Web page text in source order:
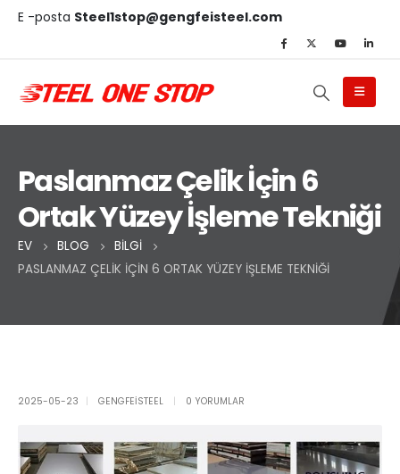
E -posta Steel1stop@gengfeisteel.com
Paslanmaz Çelik İçin 6
Ortak Yüzey İşleme Tekniği
EV BLOG
BILGI
PASLANMAZ ÇELIK İÇIN 6 ORTAK YÜZEY İŞLEME TEKNIĞI
2025-05-23 GENGFEISTEEL 0 YORUMLAR